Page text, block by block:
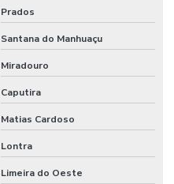
Prados
Santana do Manhuaçu
Miradouro
Caputira
Matias Cardoso
Lontra
Limeira do Oeste